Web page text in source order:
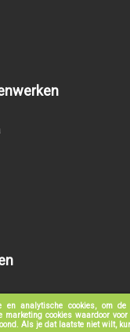
en analytische cookies, om
marketing cookies waardoor
Als je dat laatste niet wilt,